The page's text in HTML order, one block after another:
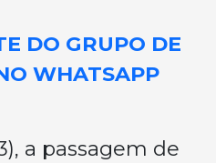
DO GRUPO DE
WHATSAPP
a passagem de